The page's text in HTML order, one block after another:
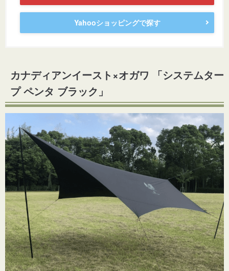
Yahooショッピングで探す
カナディアンイースト×オガワ 「システムター
プ ペンタ ブラック」